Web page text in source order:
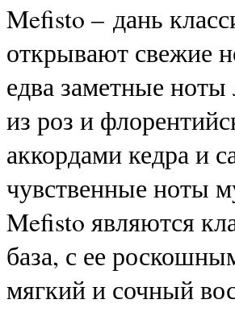
Mefisto – дань
открывают свежие
едва заметные ноты
из роз и
аккордами кедра и
чувственные ноты
Mefisto являются
база, с ее
мягкий и сочный